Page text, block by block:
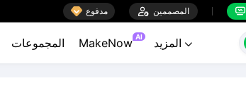
 مدفوع  المصممين 
المجموعات MakeNow AI
